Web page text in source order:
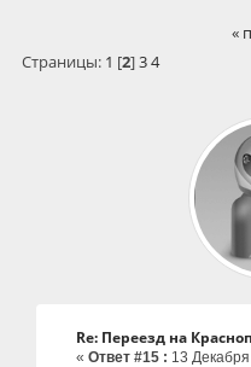
«
Страницы: 1 [2]3 4
Re: Переезд на
« Ответ #15 : 13